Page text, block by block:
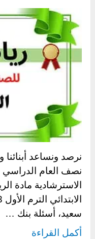
نرصد ونساعد أبنائنا
نصف العام الدراسي
الاسترشادية مادة
سعيد، أسئلة بنك …
أكمل القراءة